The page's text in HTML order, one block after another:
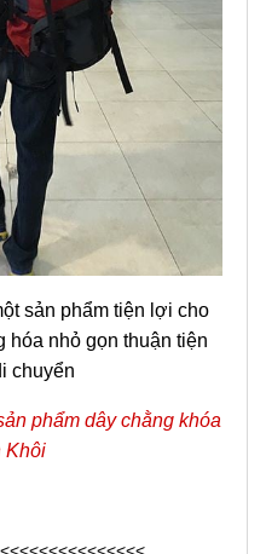
sản phẩm tiện lợi cho
hóa nhỏ gọn thuận tiện
chuyển
phẩm dây chằng khóa
Khôi